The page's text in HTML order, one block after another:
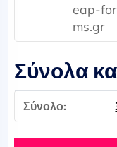
eap-
ms.gr
Σύνολα